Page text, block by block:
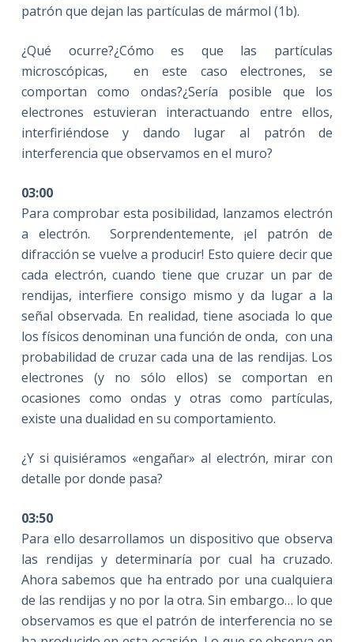
patrón que dejan las partículas de mármol (1b).
¿Qué ocurre?¿Cómo es que las partículas
microscópicas, en este caso electrones, se
comportan como ondas?¿Sería posible que los
electrones estuvieran interactuando entre ellos,
interfiriéndose y dando lugar al patrón de
interferencia que observamos en el muro?
03:00
Para comprobar esta posibilidad, lanzamos electrón
a electrón. Sorprendentemente, ¡el patrón de
difracción se vuelve a producir! Esto quiere decir que
cada electrón, cuando tiene que cruzar un par de
rendijas, interfiere consigo mismo y da lugar a la
señal observada. En realidad, tiene asociada lo que
los físicos denominan una función de onda, con una
probabilidad de cruzar cada una de las rendijas. Los
electrones (y no sólo ellos) se comportan en
ocasiones como ondas y otras como partículas,
existe una dualidad en su comportamiento.
¿Y si quisiéramos «engañar» al electrón, mirar con
detalle por donde pasa?
03:50
Para ello desarrollamos un dispositivo que observa
las rendijas y determinaría por cual ha cruzado.
Ahora sabemos que ha entrado por una cualquiera
de las rendijas y no por la otra. Sin embargo… lo que
observamos es que el patrón de interferencia no se